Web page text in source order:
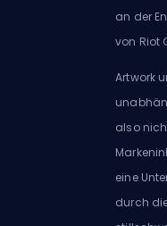
an der
von Riot
Artwork
also
eine
durch